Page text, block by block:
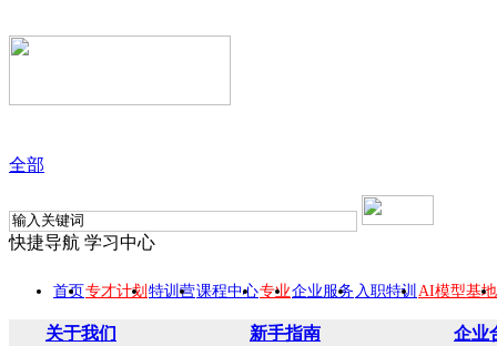
全部
快捷导航 学习中心
首页专才计划 特训营课程中心专业企业服务 入职特训 AI模型基地
关于我们 新手指南
企业